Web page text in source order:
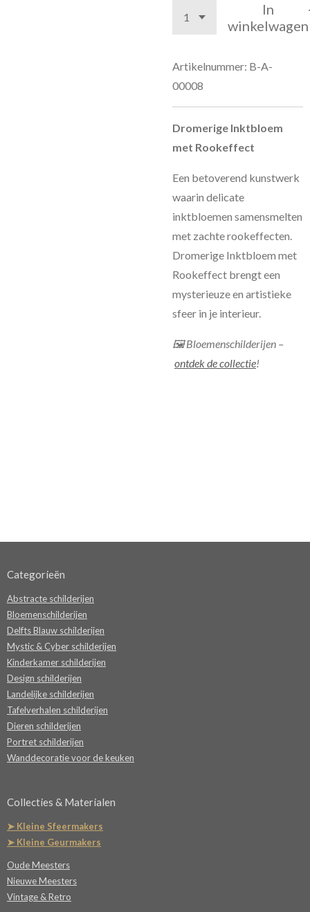
In
winkelwagen
Artikelnummer: B-A-
00008
Dromerige Inktbloem
met Rookeffect
Een betoverend kunstwerk
waarin delicate
inktbloemen samensmelten
met zachte rookeffecten.
Dromerige Inktbloem met
Rookeffect brengt een
mysterieuze en artistieke
sfeer in je interieur.
🖼 Bloemenschilderijen –
ontdek de collectie!
Categorieën
Abstracte schilderijen
Bloemenschilderijen
Delfts Blauw schilderijen
Mystic & Cyber schilderijen
Kinderkamer schilderijen
Design schilderijen
Landelijke schilderijen
Tafelverhalen schilderijen
Dieren schilderijen
Portret schilderijen
Wanddecoratie voor de keuken
Collecties & Materialen
➤ Kleine Sfeermakers
➤ Kleine Geurmakers
Oude Meesters
Nieuwe Meesters
Vintage & Retro